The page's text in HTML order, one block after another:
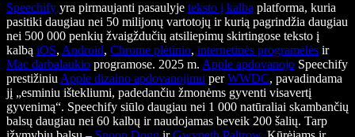
Speechify yra pirmaujanti pasaulyje teksto į kalbą platforma, kuria
pasitiki daugiau nei 50 milijonų vartotojų ir kurią pagrindžia daugiau
nei 500 000 penkių žvaigždučių atsiliepimų skirtingose teksto į
kalbą iOS, Android, Chrome plėtinio, internetinės programėlės ir
Mac darbalaukio programose. 2025 m. Apple apdovanojo Speechify
prestižiniu Apple dizaino apdovanojimu perWWDC, pavadindama
jį „esminiu ištekliumi, padedančiu žmonėms gyventi visavertį
gyvenimą“. Speechify siūlo daugiau nei 1 000 natūraliai skambančių
balsų daugiau nei 60 kalbų ir naudojamas beveik 200 šalių. Tarp